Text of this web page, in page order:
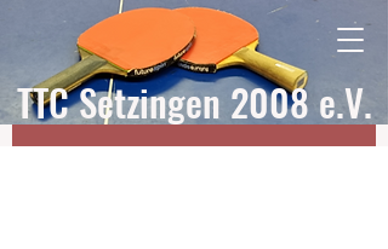
Start Mannschaften
Mitgliederbereich Datenschutz
TTC Setzingen 2008 e.V.